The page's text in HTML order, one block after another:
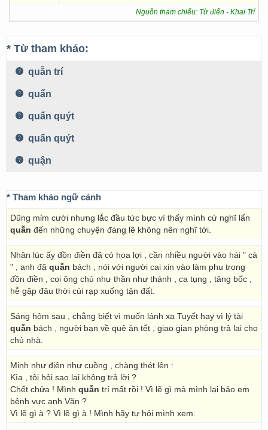
Nguồn tham chiếu: Từ điển - Khai Trí
* Từ tham khảo:
quẫn trí
quấn
quấn quýt
quấn quýt
quận
* Tham khảo ngữ cảnh
Dũng mỉm cười nhưng lắc đầu tức bực vì thấy mình cứ nghĩ lẩn
quẫn đến những chuyện đáng lẽ không nên nghĩ tới.
Nhân lúc ấy đồn điền đã có hoa lợi , cần nhiều người vào hái " cà
" , anh đã quẫn bách , nói với người cai xin vào làm phu trong
đồn điền , coi ông chủ như thần như thánh , ca tụng , tâng bốc ,
hễ gặp đâu thời cúi rạp xuống tận đất.
Sáng hôm sau , chẳng biết vì muốn lánh xa Tuyết hay vì lý tài
quẫn bách , người bạn về quê ăn tết , giao gian phòng trả lại cho
chủ nhà.
Minh như điên như cuồng , chàng thét lên :
Kìa , tôi hỏi sao lại không trả lời ?
Chết chửa ! Mình quẫn trí mất rồi ! Vì lẽ gì mà mình lại bảo em
bênh vực anh Văn ?
Vì lẽ gì à ? Vì lẽ gì à ! Mình hãy tự hỏi mình xem.